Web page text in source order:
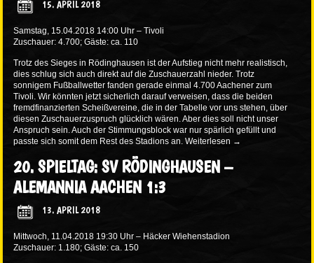
15. APRIL 2018
Samstag, 15.04.2018 14:00 Uhr – Tivoli
Zuschauer: 4.700; Gäste: ca. 110
Trotz des Sieges in Rödinghausen ist der Aufstieg nicht mehr realistisch,
dies schlug sich auch direkt auf die Zuschauerzahl nieder. Trotz
sonnigem Fußballwetter fanden gerade einmal 4.700 Aachener zum
Tivoli. Wir könnten jetzt sicherlich darauf verweisen, dass die beiden
fremdfinanzierten Scheißvereine, die in der Tabelle vor uns stehen, über
diesen Zuschauerzuspruch glücklich wären. Aber dies soll nicht unser
Anspruch sein. Auch der Stimmungsblock war nur spärlich gefüllt und
passte sich somit dem Rest des Stadions an. Weiterlesen →
20. SPIELTAG: SV RÖDINGHAUSEN –
ALEMANNIA AACHEN 1:3
13. APRIL 2018
Mittwoch, 11.04.2018 19:30 Uhr – Häcker Wiehenstadion
Zuschauer: 1.180; Gäste: ca. 150